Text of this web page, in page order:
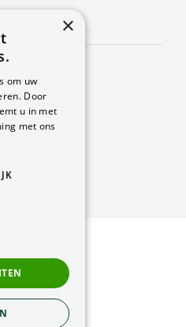
Supports
22
Oirschot
57 40 80
Statement
×
om uw
Door
u in met
met ons